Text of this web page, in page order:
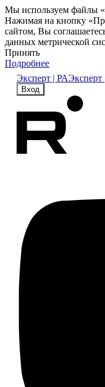
Мы используем файлы
Нажимая на кнопку
сайтом, Вы
данных метрической
Принять
Подробнее
Эксперт | РАЭксперт
Вход